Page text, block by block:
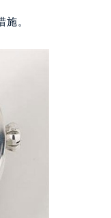
（需提前预约）
（需提前预约）
需提前预约）
前预约）
约）
预约）
预约）
。